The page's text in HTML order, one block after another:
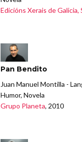
Edicións Xerais de Galicia,
Pan Bendito
Juan Manuel Montilla -
Humor, Novela
Grupo Planeta, 2010